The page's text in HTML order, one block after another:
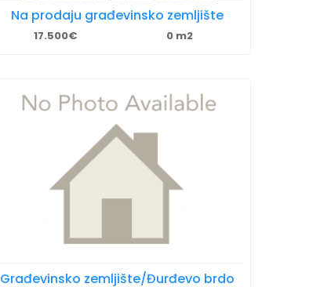
Na prodaju građevinsko zemljište
17.500€ 0 m2
Građevinsko zemljište/Đurđevo brdo